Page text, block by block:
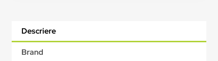
Descriere
Brand